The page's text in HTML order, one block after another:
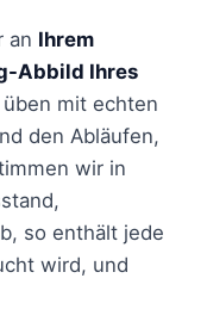
an Ihrem
Abbild Ihres
mit echten
den Abläufen,
wir in
so enthält jede
wird, und